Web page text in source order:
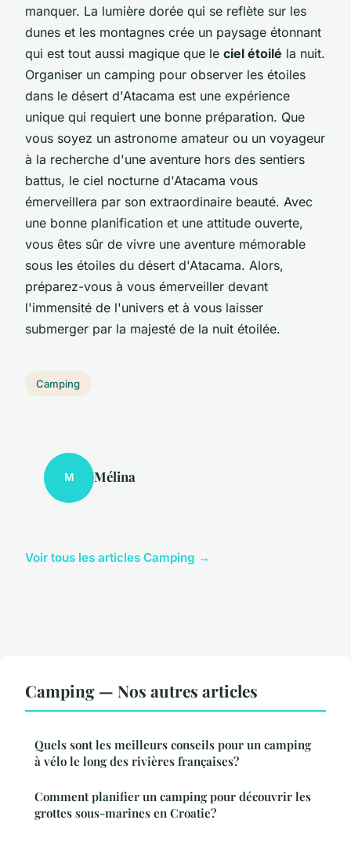
manquer. La lumière dorée qui se reflète sur les
dunes et les montagnes crée un paysage étonnant
qui est tout aussi magique que le ciel étoilé la nuit.
Organiser un camping pour observer les étoiles
dans le désert d'Atacama est une expérience
unique qui requiert une bonne préparation. Que
vous soyez un astronome amateur ou un voyageur
à la recherche d'une aventure hors des sentiers
battus, le ciel nocturne d'Atacama vous
émerveillera par son extraordinaire beauté. Avec
une bonne planification et une attitude ouverte,
vous êtes sûr de vivre une aventure mémorable
sous les étoiles du désert d'Atacama. Alors,
préparez-vous à vous émerveiller devant
l'immensité de l'univers et à vous laisser
submerger par la majesté de la nuit étoilée.
Camping
M Mélina
Voir tous les articles Camping →
Camping — Nos autres articles
Quels sont les meilleurs conseils pour un camping
à vélo le long des rivières françaises?
Comment planifier un camping pour découvrir les
grottes sous-marines en Croatie?